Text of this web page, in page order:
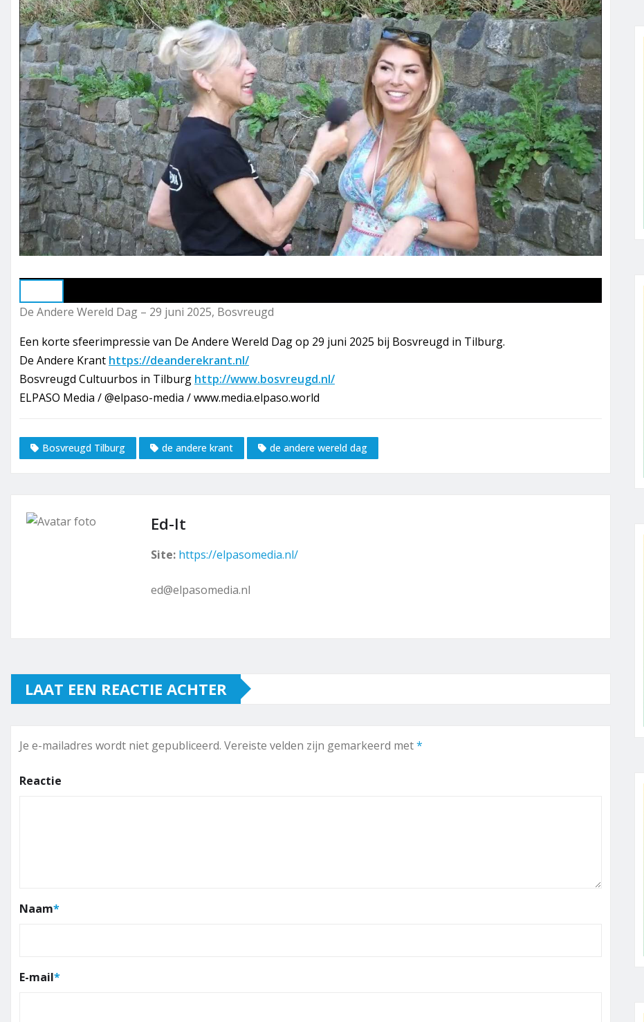
De Andere Wereld Dag – 29 juni 2025, Bosvreugd
Een korte sfeerimpressie van De Andere Wereld Dag op 29 juni 2025 bij Bosvreugd in Tilburg.
De Andere Krant https://deanderekrant.nl/
Bosvreugd Cultuurbos in Tilburg http://www.bosvreugd.nl/
ELPASO Media / @elpaso-media / www.media.elpaso.world
Bosvreugd Tilburg de andere krant de andere wereld dag
Ed-It
Site: https://elpasomedia.nl/
ed@elpasomedia.nl
LAAT EEN REACTIE ACHTER
Je e-mailadres wordt niet gepubliceerd. Vereiste velden zijn gemarkeerd met*
Reactie
Naam*
E-mail*